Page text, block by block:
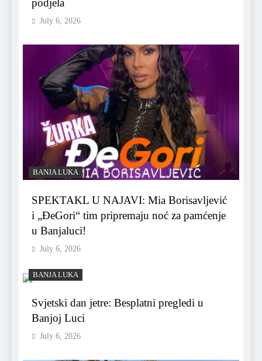
podjela
July 6, 2026
BANJA LUKA
SPEKTAKL U NAJAVI: Mia Borisavljević
i „ĐeGori“ tim pripremaju noć za pamćenje
u Banjaluci!
July 6, 2026
BANJA LUKA
Svjetski dan jetre: Besplatni pregledi u
Banjoj Luci
July 6, 2026